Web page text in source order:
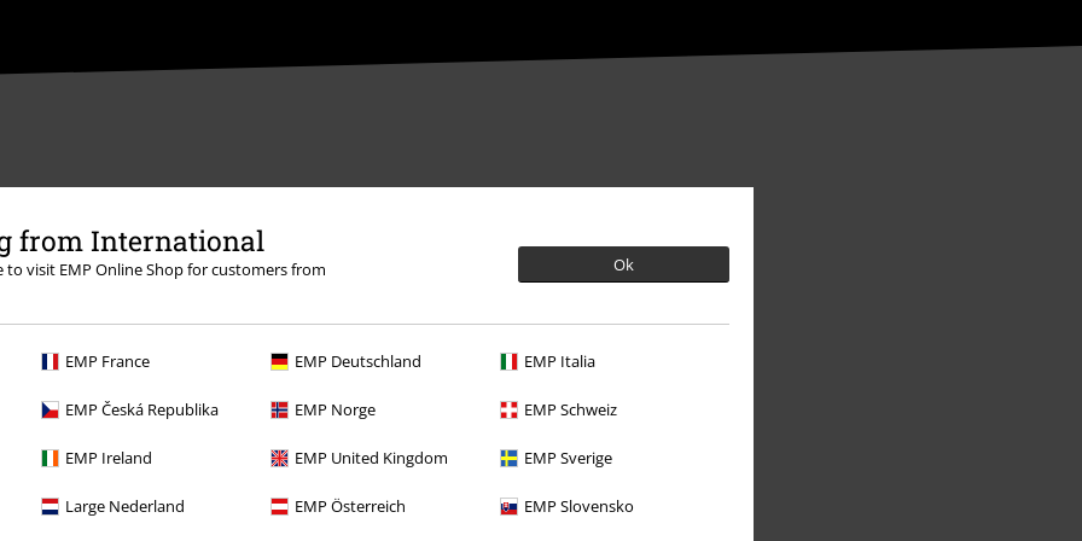
from International
to visit EMP Online Shop for customers from
Ok
EMP France EMP Deutschland EMP Italia
EMP Česká Republika EMP Norge EMP Schweiz
EMP Ireland EMP United Kingdom EMP Sverige
Large Nederland EMP Österreich EMP Slovensko
Overige acties